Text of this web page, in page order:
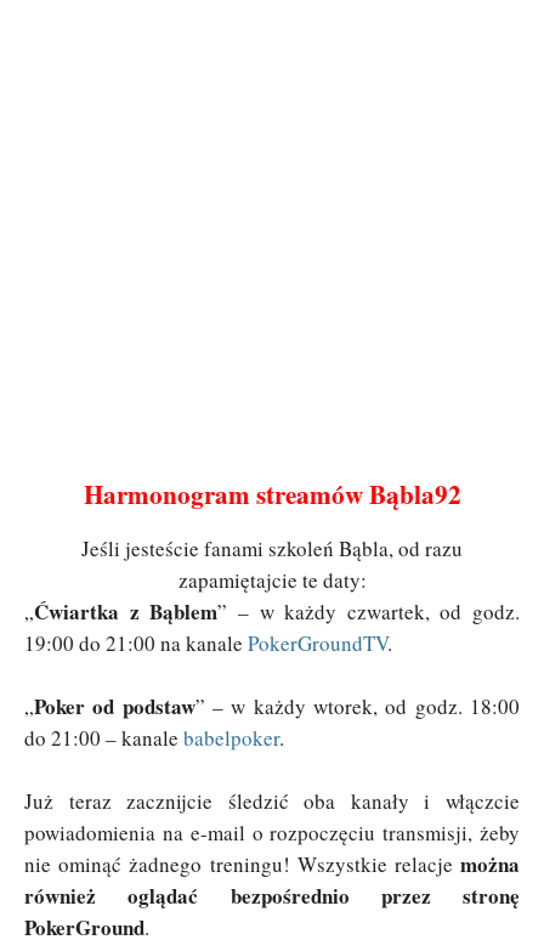
Harmonogram streamów Bąbla92
Jeśli jesteście fanami szkoleń Bąbla, od razu
zapamiętajcie te daty:
„Ćwiartka z Bąblem” – w każdy czwartek, od godz.
19:00 do 21:00 na kanale PokerGroundTV.
„Poker od podstaw” – w każdy wtorek, od godz. 18:00
do 21:00 – kanale babelpoker.
Już teraz zacznijcie śledzić oba kanały i włączcie
powiadomienia na e-mail o rozpoczęciu transmisji, żeby
nie ominąć żadnego treningu! Wszystkie relacje można
również oglądać bezpośrednio przez stronę
PokerGround.